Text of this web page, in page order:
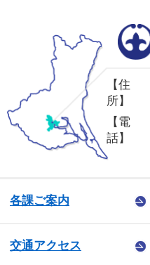
【住
所】
【電
話】
各課ご案内
交通アクセス